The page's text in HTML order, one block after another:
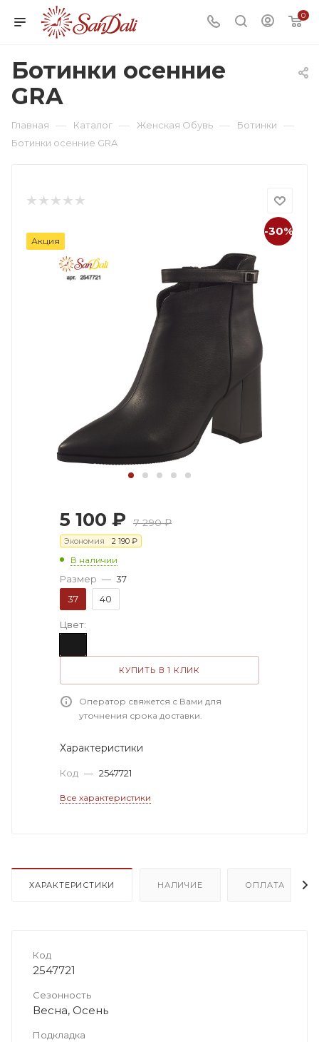
0
Ботинки осенние
GRA
Главная — Каталог — Женская Обувь — Ботинки —
Ботинки осенние GRA
-30%
Акция
5 100 ₽ 7 290₽
Экономия 2 190 ₽
В наличии
Размер — 37
37
40
Цвет:
КУПИТЬ В 1 КЛИК
Оператор свяжется с Вами для
уточнения срока доставки.
Характеристики
Код — 2547721
Все характеристики
ХАРАКТЕРИСТИКИ НАЛИЧИЕ ОПЛАТА
Код
2547721
Сезонность
Весна, Осень
Подкладка